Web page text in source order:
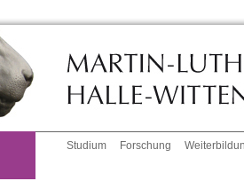
Studium Forschung